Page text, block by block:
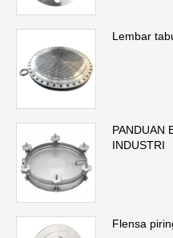
Lembar
PANDUAN
INDUSTRI
Flensa